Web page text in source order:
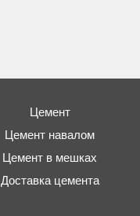
Цемент
Цемент навалом
Цемент в мешках
Доставка цемента